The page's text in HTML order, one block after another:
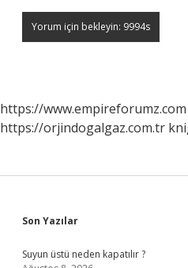
https://www.empireforumz.com
https://orjindogalgaz.com.tr
Sidebar
Son Yazılar
Suyun üstü neden kapatılır ?